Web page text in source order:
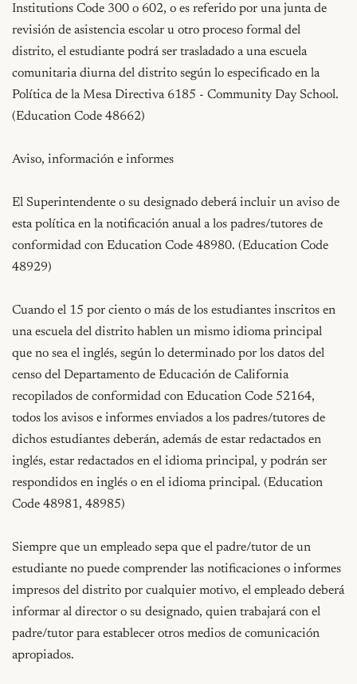
Institutions Code 300 o 602, o es referido por una junta de
revisión de asistencia escolar u otro proceso formal del
distrito, el estudiante podrá ser trasladado a una escuela
comunitaria diurna del distrito según lo especificado en la
Política de la Mesa Directiva 6185 - Community Day School.
(Education Code 48662)
Aviso, información e informes
El Superintendente o su designado deberá incluir un aviso de
esta política en la notificación anual a los padres/tutores de
conformidad con Education Code 48980. (Education Code
48929)
Cuando el 15 por ciento o más de los estudiantes inscritos en
una escuela del distrito hablen un mismo idioma principal
que no sea el inglés, según lo determinado por los datos del
censo del Departamento de Educación de California
recopilados de conformidad con Education Code 52164,
todos los avisos e informes enviados a los padres/tutores de
dichos estudiantes deberán, además de estar redactados en
inglés, estar redactados en el idioma principal, y podrán ser
respondidos en inglés o en el idioma principal. (Education
Code 48981, 48985)
Siempre que un empleado sepa que el padre/tutor de un
estudiante no puede comprender las notificaciones o informes
impresos del distrito por cualquier motivo, el empleado deberá
informar al director o su designado, quien trabajará con el
padre/tutor para establecer otros medios de comunicación
apropiados.